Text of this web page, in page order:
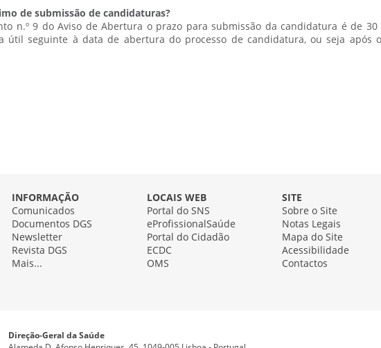
de submissão de candidaturas?
n.º 9 do Aviso de Abertura o prazo para submissão da candidatura é de 30
útil seguinte à data de abertura do processo de candidatura, ou seja após
INFORMAÇÃO
Comunicados
Documentos DGS
Newsletter
Revista DGS
Mais...
LOCAIS WEB
Portal do SNS
eProfissionalSaúde
Portal do Cidadão
ECDC
OMS
SITE
Sobre o Site
Notas Legais
Mapa do Site
Acessibilidade
Contactos
Direção-Geral da Saúde